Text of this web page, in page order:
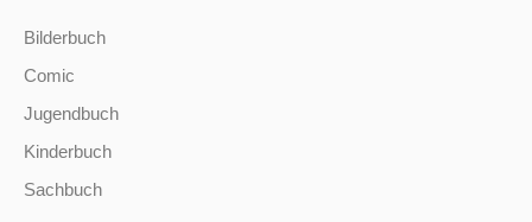
Bilderbuch
Comic
Jugendbuch
Kinderbuch
Sachbuch